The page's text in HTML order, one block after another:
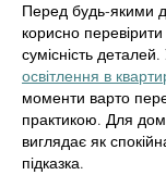
Перед будь-якими
корисно перевірити
сумісність
освітлення в
моменти варто
практикою. Для
виглядає як
підказка.